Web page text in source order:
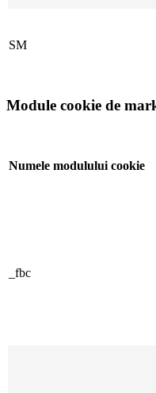
SM
Module cookie de
Numele modulului cookie
_fbc